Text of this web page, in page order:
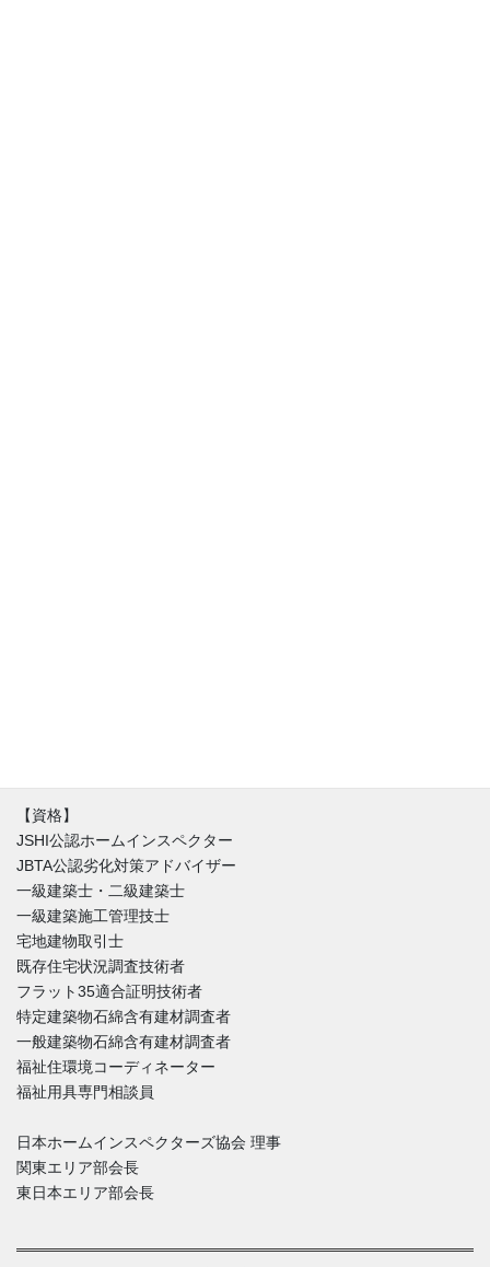
【資格】
JSHI公認ホームインスペクター
JBTA公認劣化対策アドバイザー
一級建築士・二級建築士
一級建築施工管理技士
宅地建物取引士
既存住宅状況調査技術者
フラット35適合証明技術者
特定建築物石綿含有建材調査者
一般建築物石綿含有建材調査者
福祉住環境コーディネーター
福祉用具専門相談員
日本ホームインスペクターズ協会 理事
関東エリア部会長
東日本エリア部会長